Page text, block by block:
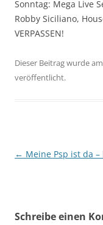
Sonntag: Mega Live
Robby Siciliano,
VERPASSEN!
Dieser Beitrag wurde am
veröffentlicht.
Beitragsnavigation
← Meine Psp ist da
Schreibe einen